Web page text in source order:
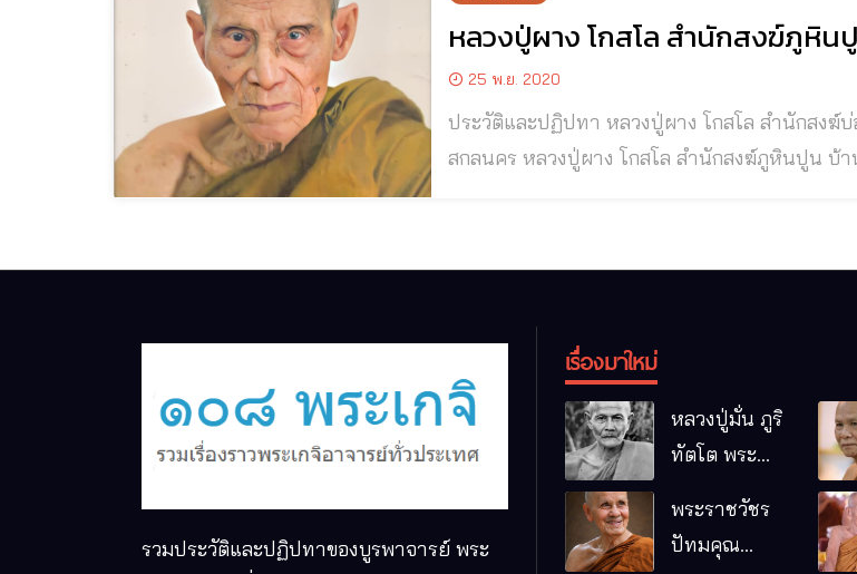
หลวงปู่ผาง โกสโล สำนักสงฆ์ภูหิ
25 พ.ย. 2020
ประวัติและปฏิปทา หลวงปู่ผาง โกสโล สำนักสง
สกลนคร หลวงปู่ผาง โกสโล สำนักสงฆ์ภูหินปูน บ้านหินแตก อ.พรรณานิคม จ.สกลนคร หลวงปู่ผาง โกสโล เป็นชาว
รวมประวัติและปฏิปทาของบูรพาจารย์ พระ
เรื่องมาใหม่
หลวงปู่มั่น ภูริ
ทัตโต พระ
พระกรรมฐาน
พระราชวัชร
ปัทมคุณ